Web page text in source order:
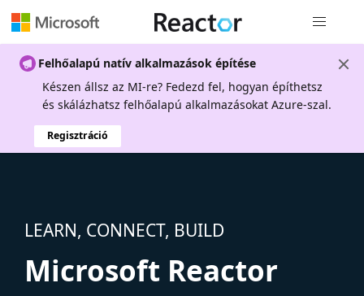
Felhőalapú natív alkalmazások építése
Készen állsz az MI-re? Fedezd fel, hogyan építhetsz
és skálázhatsz felhőalapú alkalmazásokat Azure-szal.
Regisztráció
LEARN, CONNECT, BUILD
Microsoft Reactor